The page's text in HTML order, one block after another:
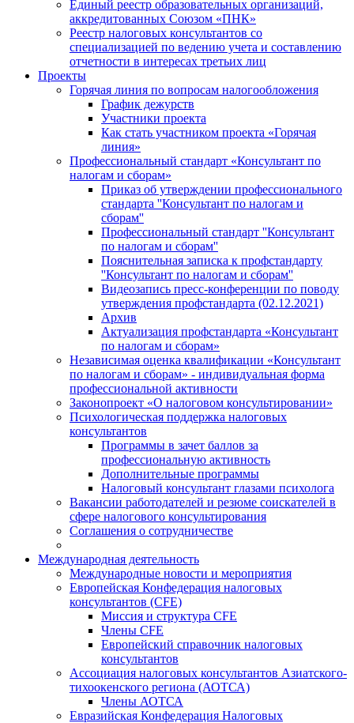
Единый реестр образовательных организаций,
аккредитованных Союзом «ПНК»
Реестр налоговых консультантов со
специализацией по ведению учета и составлению
отчетности в интересах третьих лиц
Проекты
Горячая линия по вопросам налогообложения
График дежурств
Участники проекта
Как стать участником проекта «Горячая
линия»
Профессиональный стандарт «Консультант по
налогам и сборам»
Приказ об утверждении профессионального
стандарта ''Консультант по налогам и
сборам''
Профессиональный стандарт ''Консультант
по налогам и сборам''
Пояснительная записка к профстандарту
''Консультант по налогам и сборам''
Видеозапись пресс-конференции по поводу
утверждения профстандарта (02.12.2021)
Архив
Актуализация профстандарта «Консультант
по налогам и сборам»
Независимая оценка квалификации «Консультант
по налогам и сборам» - индивидуальная форма
профессиональной активности
Законопроект «О налоговом консультировании»
Психологическая поддержка налоговых
консультантов
Программы в зачет баллов за
профессиональную активность
Дополнительные программы
Налоговый консультант глазами психолога
Вакансии работодателей и резюме соискателей в
сфере налогового консультирования
Соглашения о сотрудничестве
Международная деятельность
Международные новости и мероприятия
Европейская Конфедерация налоговых
консультантов (CFE)
Миссия и структура CFE
Члены CFE
Европейский справочник налоговых
консультантов
Ассоциация налоговых консультантов Азиатского-
тихоокенского региона (АОТСА)
Члены АОТСА
Евразийская Конфедерация Налоговых